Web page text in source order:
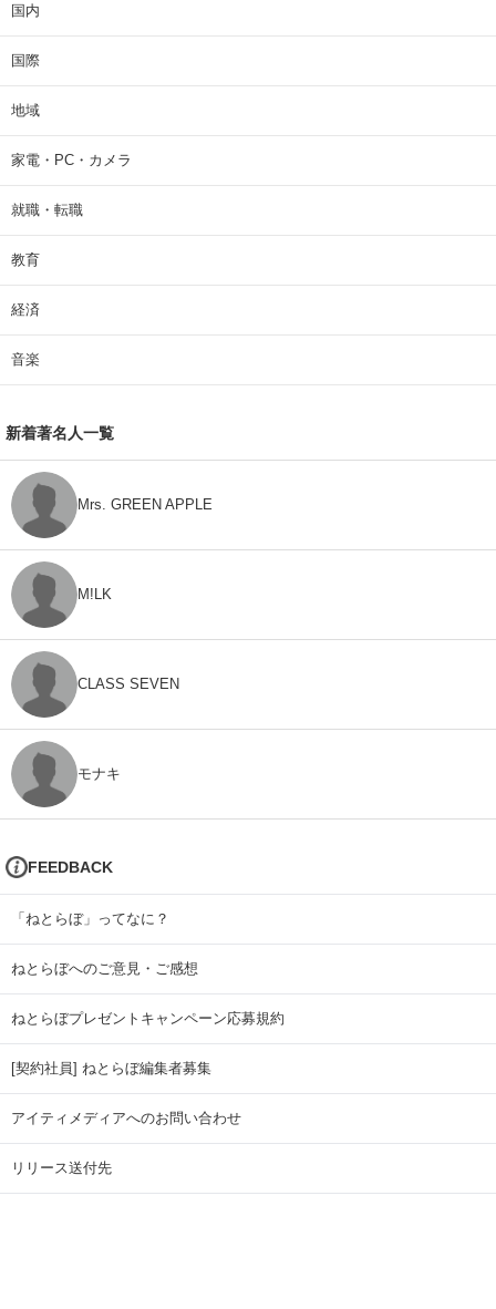
国内
国際
地域
家電・PC・カメラ
就職・転職
教育
経済
音楽
新着著名人一覧
Mrs. GREEN APPLE
M!LK
CLASS SEVEN
モナキ
FEEDBACK
「ねとらぼ」ってなに？
ねとらぼへのご意見・ご感想
ねとらぼプレゼントキャンペーン応募規約
[契約社員] ねとらぼ編集者募集
アイティメディアへのお問い合わせ
リリース送付先